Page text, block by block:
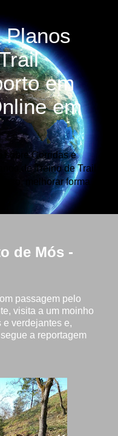
Planos
em
em
sobre Corridas e
de Treino de Trail
melhorar forma
de Mós -
passagem pelo
visita a um moinho
verdejantes e,
a reportagem